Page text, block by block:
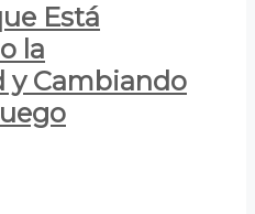
Está
la
y Cambiando